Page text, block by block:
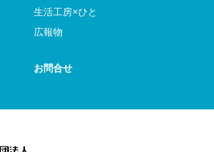
生活工房×ひと
広報物
お問合せ